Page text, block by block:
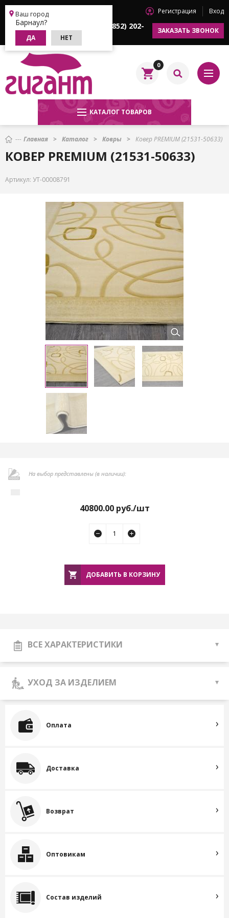
Барнаул
Ваш город
Барнаул?
ДА НЕТ
Регистрация Вход
+7 (3852) 202-
622
+7 (3852) 202-
ЗАКАЗАТЬ ЗВОНОК
0
КАТАЛОГ ТОВАРОВ
Главная Каталог Ковры Ковер PREMIUM (21531-50633)
КОВЕР PREMIUM (21531-50633)
Артикул: УТ-00008791
На выбор представлены (в наличии):
40800.00руб./шт
ДОБАВИТЬ В КОРЗИНУ
ВСЕ ХАРАКТЕРИСТИКИ
УХОД ЗА ИЗДЕЛИЕМ
Оплата
Доставка
Возврат
Оптовикам
Состав изделий